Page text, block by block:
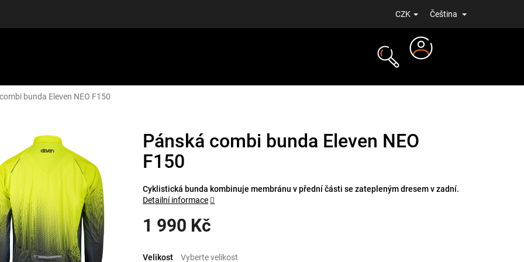
CZK Čeština
bunda Eleven NEO F150
Pánská combi bunda Eleven NEO
F150
1 990 Kč
cena:
Velikost
Cyklistická bunda kombinuje membránu v přední části se zatepleným dresem v zadní.
Detailní informace